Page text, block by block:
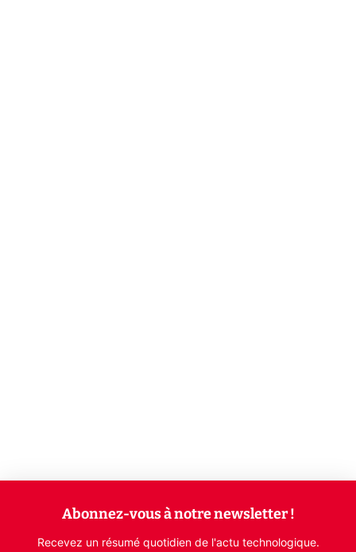
Abonnez-vous à notre newsletter !
Recevez un résumé quotidien de l'actu technologique.